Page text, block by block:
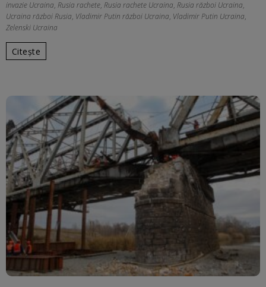
invazie Ucraina, Rusia rachete, Rusia rachete Ucraina, Rusia război Ucraina,
Ucraina război Rusia, Vladimir Putin război Ucraina, Vladimir Putin Ucraina,
Zelenski Ucraina
Citește